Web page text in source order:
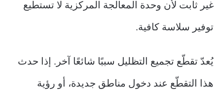
غير ثابت لأن وحدة المعالجة المركزية لا تستطيع
توفير سلاسة كافية.
يُعدّ تقطّع تجميع التظليل سببًا شائعًا آخر. إذا حدث
هذا التقطّع عند دخول مناطق جديدة، أو رؤية